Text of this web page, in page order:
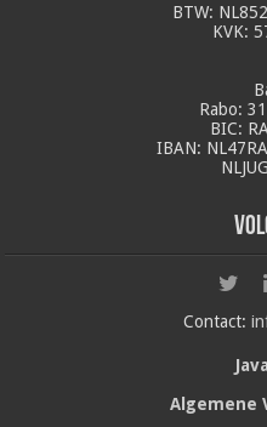
BTW:
KVK:
Rabo:
BIC:
IBAN:
Contact:
Algemene